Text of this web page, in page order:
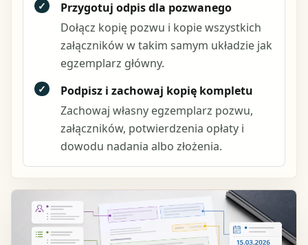
✓
Przygotuj odpis dla pozwanego
Dołącz kopię pozwu i kopie wszystkich
załączników w takim samym układzie jak
egzemplarz główny.
✓
Podpisz i zachowaj kopię kompletu
Zachowaj własny egzemplarz pozwu,
załączników, potwierdzenia opłaty i
dowodu nadania albo złożenia.